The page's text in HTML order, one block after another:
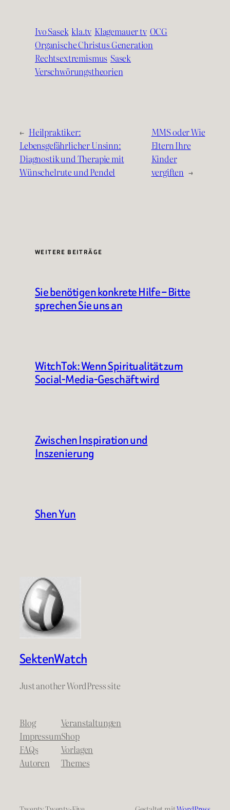
Ivo Sasek kla.tv Klagemauer tv OCG
Organische Christus Generation
Rechtsextremismus Sasek
Verschwörungstheorien
← Heilpraktiker:
Lebensgefährlicher Unsinn:
Diagnostik und Therapie mit
Wünschelrute und Pendel
MMS oder Wie
Eltern Ihre
Kinder
vergiften →
WEITERE BEITRÄGE
Sie benötigen konkrete Hilfe – Bitte
sprechen Sie uns an
WitchTok: Wenn Spiritualität zum
Social-Media-Geschäft wird
Zwischen Inspiration und
Inszenierung
Shen Yun
SektenWatch
Just another WordPress site
Blog
Impressum
FAQs
Autoren
Veranstaltungen
Shop
Vorlagen
Themes